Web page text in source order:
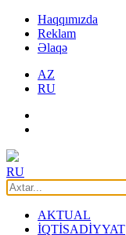
Haqqımızda
Reklam
Əlaqə
AZ
RU
RU
AKTUAL
İQTİSADİYYAT